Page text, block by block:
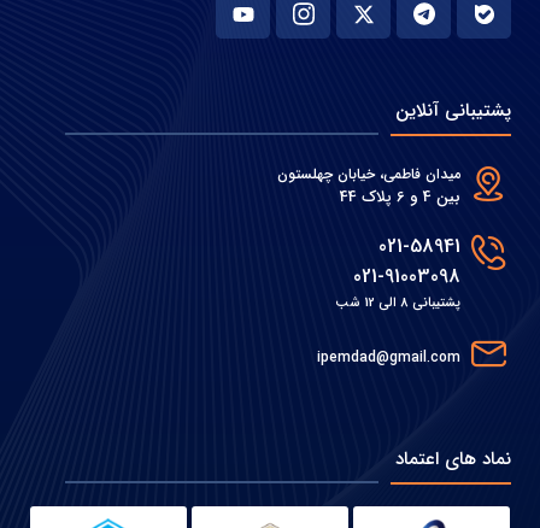
پشتیبانی آنلاین
میدان فاطمی، خیابان چهلستون
بین 4 و 6 پلاک 44
021-58941
021-91003098
پشتیبانی 8 الی 12 شب
ipemdad@gmail.com
نماد های اعتماد